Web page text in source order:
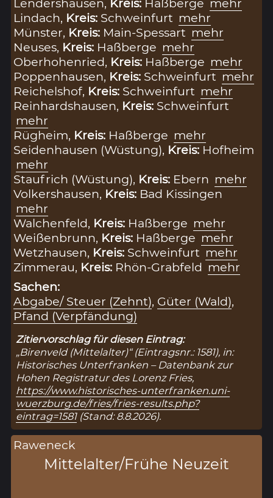
Lendershausen, Kreis: Haßberge mehr
Lindach, Kreis: Schweinfurt mehr
Münster, Kreis: Main-Spessart mehr
Neuses, Kreis: Haßberge mehr
Oberhohenried, Kreis: Haßberge mehr
Poppenhausen, Kreis: Schweinfurt mehr
Reichelshof, Kreis: Schweinfurt mehr
Reinhardshausen, Kreis: Schweinfurt
mehr
Rügheim, Kreis: Haßberge mehr
Seidenhausen (Wüstung), Kreis: Hofheim
mehr
Staufrich (Wüstung), Kreis: Ebern mehr
Volkershausen, Kreis: Bad Kissingen
mehr
Walchenfeld, Kreis: Haßberge mehr
Weißenbrunn, Kreis: Haßberge mehr
Wetzhausen, Kreis: Schweinfurt mehr
Zimmerau, Kreis: Rhön-Grabfeld mehr
Sachen:
Abgabe/ Steuer (Zehnt), Güter (Wald),
Pfand (Verpfändung)
Zitiervorschlag für diesen Eintrag:
„Birenveld (Mittelalter)“ (Eintragsnr.: 1581), in:
Historisches Unterfranken – Datenbank zur
Hohen Registratur des Lorenz Fries,
https://www.historisches-unterfranken.uni-
wuerzburg.de/fries/fries-results.php?
eintrag=1581(Stand: 8.8.2026).
Raweneck
Mittelalter/Frühe Neuzeit